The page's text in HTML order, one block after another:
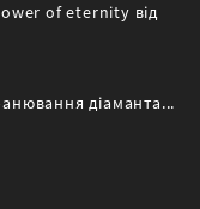
of eternity від
діаманта...